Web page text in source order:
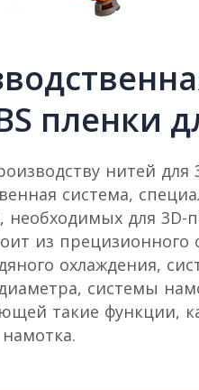
пленки
нитей для
система,
необходимых для 3D-
из
охлаждения,
системы
такие функции,